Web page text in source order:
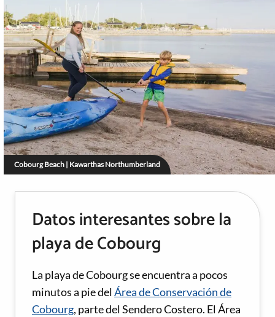
Cobourg Beach | Kawarthas Northumberland
Datos interesantes sobre la
playa de Cobourg
La playa de Cobourg se encuentra a pocos
minutos a pie delÁrea de Conservación de
Cobourg, parte del Sendero Costero. El Área